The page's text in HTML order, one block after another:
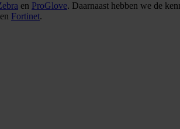
en ProGlove. Daarnaast hebben we de
en Fortinet.